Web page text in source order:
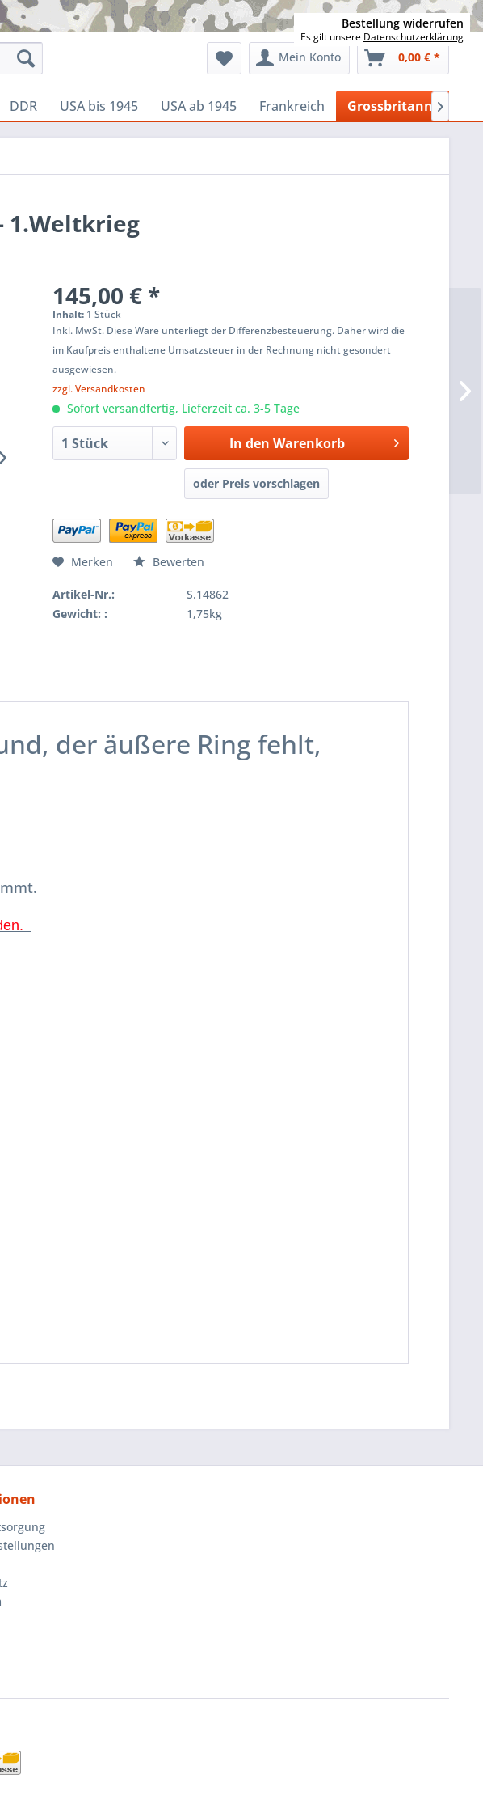
Mein Konto 0,00 € *
DDR USA bis 1945 USA ab 1945 Frankreich Grossbritannien

1.Weltkrieg
145,00 € *
Inhalt: 1 Stück
Inkl. MwSt. Diese Ware unterliegt der Differenzbesteuerung. Daher wird die
im Kaufpreis enthaltene Umsatzsteuer in der Rechnung nicht gesondert
ausgewiesen.
zzgl. Versandkosten
Sofort versandfertig, Lieferzeit ca. 3-5 Tage
In den Warenkorb
oder Preis vorschlagen
Merken Bewerten
Artikel-Nr.:
S.14862
Gewicht: :
1,75kg
der äußere Ring fehlt,
Bestellung widerrufen
Es gilt unsere Datenschutzerklärung